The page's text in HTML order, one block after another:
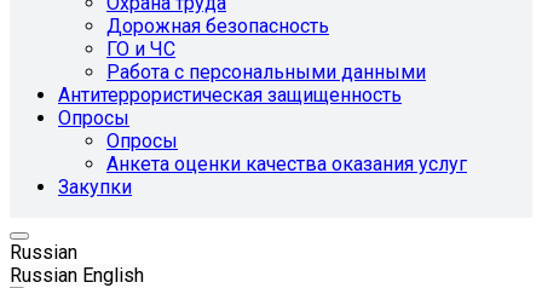
Дорожная безопасность
ГО и ЧС
Работа с персональными данными
Антитеррористическая защищенность
Опросы
Опросы
Анкета оценки качества оказания услуг
Закупки
Russian
Russian English